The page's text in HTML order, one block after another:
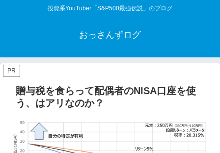
投資系YouTuber「S&P500最強伝説」のブログ
おっさんずログ
PR
贈与税を食らって配偶者のNISA口座を使
う、はアリなのか？